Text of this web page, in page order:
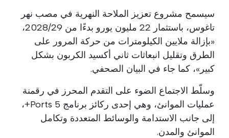
سيسمح مشروع تعزيز الملاحة النهرية في مصب نهر
تاغوس، باستثمار 22 مليون يورو بدءًا من 2028/29،
«بإزالة ملايين الكيلومترات من حركة المرور على
الطرق وتقليل انبعاثات ثاني أكسيد الكربون بشكل
كبير»، كما جاء في البيان الصحفي.
وسلّط الاجتماع الضوء على التقدم المحرز في رقمنة
عمليات الموانئ، وهي إحدى ركائز برنامج Ports 5+،
إلى جانب الاستدامة والوسائط المتعددة وتكامل
الموانئ والمدن.